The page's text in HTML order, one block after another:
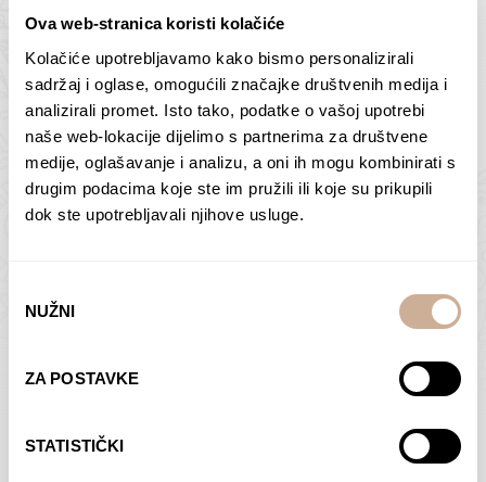
Ova web-stranica koristi kolačiće
Kolačiće upotrebljavamo kako bismo personalizirali
sadržaj i oglase, omogućili značajke društvenih medija i
analizirali promet. Isto tako, podatke o vašoj upotrebi
naše web-lokacije dijelimo s partnerima za društvene
medije, oglašavanje i analizu, a oni ih mogu kombinirati s
drugim podacima koje ste im pružili ili koje su prikupili
dok ste upotrebljavali njihove usluge.
pristanka
NUŽNI
ZA POSTAVKE
STATISTIČKI
Butan – ljudi 2
75,00€ – 138,00€Raspon
cijena:
od
75,00 €
138,00 €
ODABERI OPCIJE
Antarktika – krajolik
2
75,00€ – 138,00€Raspon
cijena:
od
ODABERI OPCIJE
Dolac
ODABERI OPCIJE
Moreškanti – sjena
€Raspon
od
75,00 €
ODABERI OPCIJE